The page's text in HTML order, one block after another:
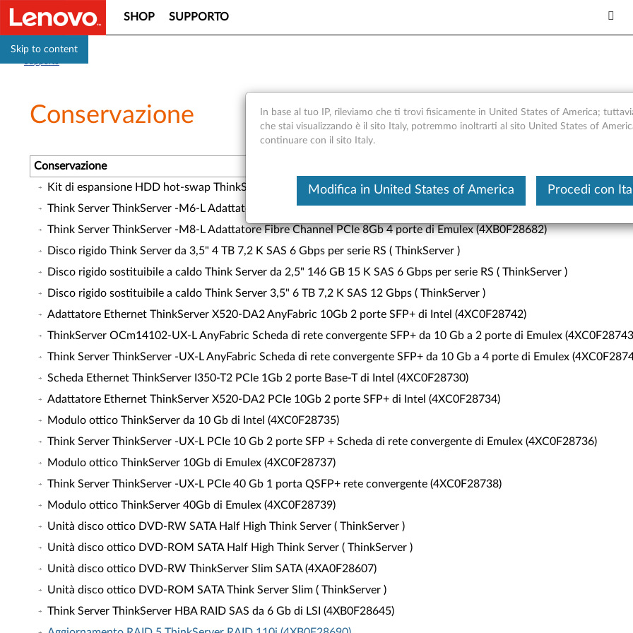
Skip to content
SHOP SUPPORTO
Conservazione
Questo è un articolo tradotto
Conservazione
Kit di espansione HDD hot-swap ThinkServer da 3,5" per tower (4XF0G4588)
Think Server ThinkServer -M6-L Adattatore Fibre Channel PCIe 16Gb 4 porte di Emulex (4XB0F28681)
Think Server ThinkServer -M8-L Adattatore Fibre Channel PCIe 8Gb 4 porte di Emulex (4XB0F28682)
Disco rigido Think Server da 3,5" 4 TB 7,2 K SAS 6 Gbps per serie RS ( ThinkServer )
Disco rigido sostituibile a caldo Think Server da 2,5" 146 GB 15 K SAS 6 Gbps per serie RS ( ThinkServer )
Disco rigido sostituibile a caldo Think Server 3,5" 6 TB 7,2 K SAS 12 Gbps ( ThinkServer )
Adattatore Ethernet ThinkServer X520-DA2 AnyFabric 10Gb 2 porte SFP+ di Intel (4XC0F28742)
ThinkServer OCm14102-UX-L AnyFabric Scheda di rete convergente SFP+ da 10 Gb a 2 porte di Emulex
Think Server ThinkServer -UX-L AnyFabric Scheda di rete convergente SFP+ da 10 Gb a 4 porte di Emulex
Scheda Ethernet ThinkServer I350-T2 PCIe 1Gb 2 porte Base-T di Intel (4XC0F28730)
Adattatore Ethernet ThinkServer X520-DA2 PCIe 10Gb 2 porte SFP+ di Intel (4XC0F28734)
Modulo ottico ThinkServer da 10 Gb di Intel (4XC0F28735)
Think Server ThinkServer -UX-L PCIe 10 Gb 2 porte SFP + Scheda di rete convergente di Emulex (4XC0F28736)
Modulo ottico ThinkServer 10Gb di Emulex (4XC0F28737)
Think Server ThinkServer -UX-L PCIe 40 Gb 1 porta QSFP+ rete convergente (4XC0F28738)
Modulo ottico ThinkServer 40Gb di Emulex (4XC0F28739)
Unità disco ottico DVD-RW SATA Half High Think Server ( ThinkServer )
Unità disco ottico DVD-ROM SATA Half High Think Server ( ThinkServer )
Unità disco ottico DVD-RW ThinkServer Slim SATA (4XA0F28607)
Unità disco ottico DVD-ROM SATA Think Server Slim ( ThinkServer )
Think Server ThinkServer HBA RAID SAS da 6 Gb di LSI (4XB0F28645)
In base al tuo IP, rileviamo che ti trovi fisicamente in United States of America;
che stai visualizzando è il sito Italy, potremmo inoltrarti al sito United States of
continuare con il sito Italy.
Modifica in United States of America Procedi con